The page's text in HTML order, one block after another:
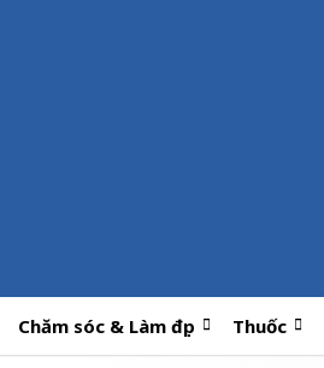
Chăm sóc & Làm đẹp Thuốc